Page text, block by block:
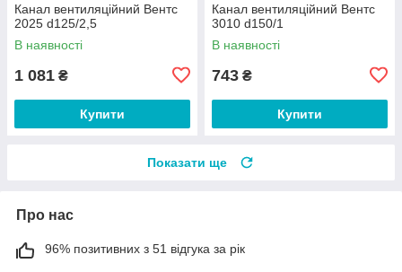
Канал вентиляційний Вентс
2025 d125/2,5
В наявності
1 081 ₴
Купити
Канал вентиляційний Вентс
3010 d150/1
В наявності
743 ₴
Купити
Показати ще
Про нас
96% позитивних з 51 відгука за рік